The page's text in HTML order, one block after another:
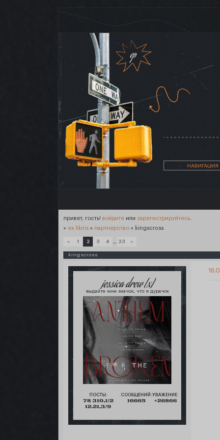
НАВИГАЦИЯ
привет, гость! войдите или зарегистрируйтесь
» ex libris » партнерство » kingscross
« 1 2 3 4 … 23 »
kingscross
jessica drew [x]
выдайте мне значок, что я дурачок
ПОСТЫ:
78 310,1/2
12.21,3/9
СООБЩЕНИЙ:
16665
УВАЖЕНИЕ:
+26866